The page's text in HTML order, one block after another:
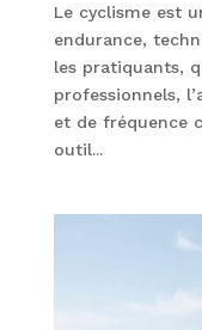
Le cyclisme est
endurance,
les pratiquants,
professionnels,
et de fréquence
outil...